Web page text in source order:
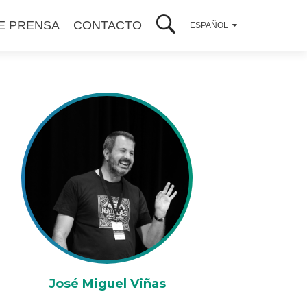
PRENSA CONTACTO ESPAÑOL
José Miguel Viñas